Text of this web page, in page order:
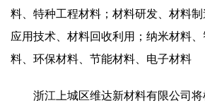
料、特种工程材料；材料研发、材料
应用技术、材料回收利用；纳米材料
料、环保材料、节能材料、电子材料
浙江上城区维达新材料有限公司